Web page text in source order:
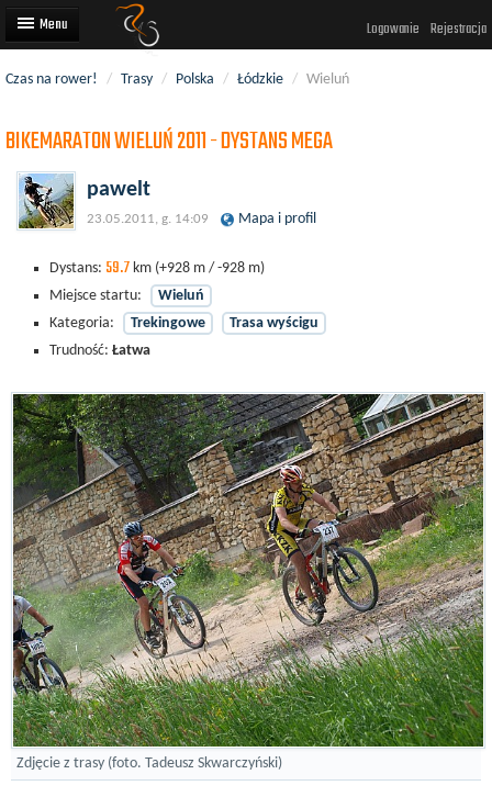
Logowanie Rejestracja
Trasy rowerowe
Wyścigi rowerowe
Użytkownicy
Dodaj
Czas na rower! / Trasy / Polska / Łódzkie / Wieluń
BIKEMARATON WIELUŃ 2011 - DYSTANS MEGA
pawelt
23.05.2011, g. 14:09 Mapa i profil
Dystans: 59.7 km (+928 m / -928 m)
Miejsce startu:
Wieluń
Kategoria:
Trekingowe
Trasa wyścigu
Trudność: Łatwa
Zdjęcie z trasy (foto. Tadeusz Skwarczyński)